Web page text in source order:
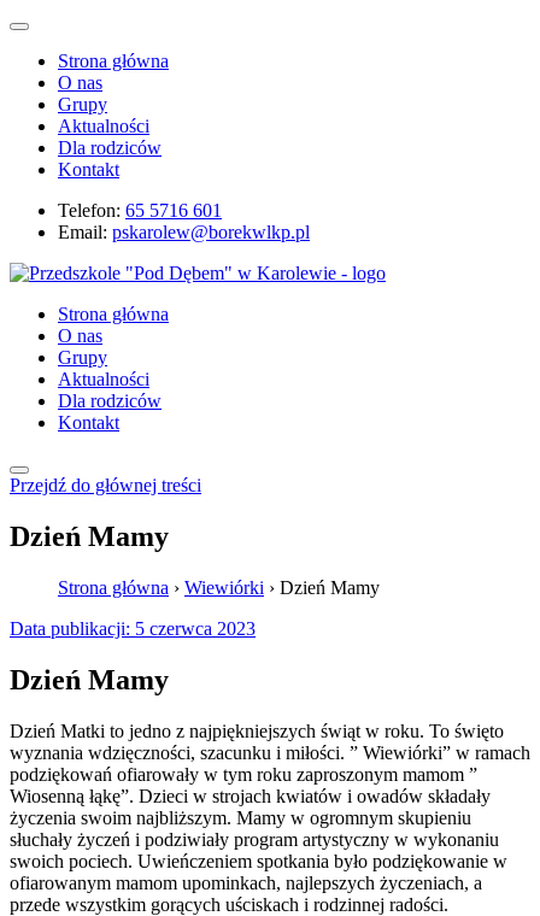
Strona główna
O nas
Grupy
Aktualności
Dla rodziców
Kontakt
Telefon: 65 5716 601
Email: pskarolew@borekwlkp.pl
Strona główna
O nas
Grupy
Aktualności
Dla rodziców
Kontakt
Przejdź do głównej treści
Dzień Mamy
Strona główna › Wiewiórki › Dzień Mamy
Data publikacji: 5 czerwca 2023
Dzień Mamy
Dzień Matki to jedno z najpiękniejszych świąt w roku. To święto
wyznania wdzięczności, szacunku i miłości. ” Wiewiórki” w ramach
podziękowań ofiarowały w tym roku zaproszonym mamom ”
Wiosenną łąkę”. Dzieci w strojach kwiatów i owadów składały
życzenia swoim najbliższym. Mamy w ogromnym skupieniu
słuchały życzeń i podziwiały program artystyczny w wykonaniu
swoich pociech. Uwieńczeniem spotkania było podziękowanie w
ofiarowanym mamom upominkach, najlepszych życzeniach, a
przede wszystkim gorących uściskach i rodzinnej radości.